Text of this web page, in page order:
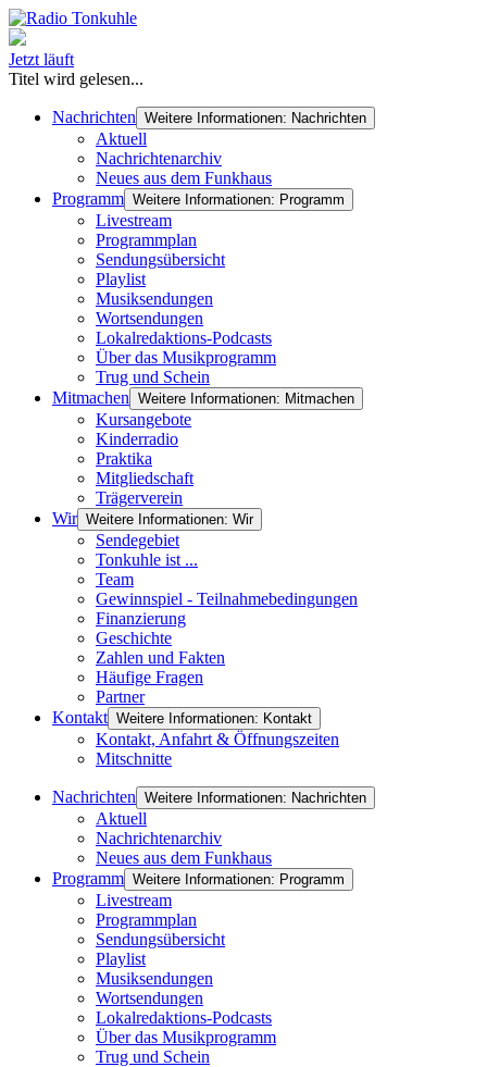
Jetzt läuft
Titel wird gelesen...
Nachrichten Weitere Informationen: Nachrichten
Aktuell
Nachrichtenarchiv
Neues aus dem Funkhaus
Programm Weitere Informationen: Programm
Livestream
Programmplan
Sendungsübersicht
Playlist
Musiksendungen
Wortsendungen
Lokalredaktions-Podcasts
Über das Musikprogramm
Trug und Schein
Mitmachen Weitere Informationen: Mitmachen
Kursangebote
Kinderradio
Praktika
Mitgliedschaft
Trägerverein
Wir Weitere Informationen: Wir
Sendegebiet
Tonkuhle ist ...
Team
Gewinnspiel - Teilnahmebedingungen
Finanzierung
Geschichte
Zahlen und Fakten
Häufige Fragen
Partner
Kontakt Weitere Informationen: Kontakt
Kontakt, Anfahrt & Öffnungszeiten
Mitschnitte
Nachrichten Weitere Informationen: Nachrichten
Aktuell
Nachrichtenarchiv
Neues aus dem Funkhaus
Programm Weitere Informationen: Programm
Livestream
Programmplan
Sendungsübersicht
Playlist
Musiksendungen
Wortsendungen
Lokalredaktions-Podcasts
Über das Musikprogramm
Trug und Schein